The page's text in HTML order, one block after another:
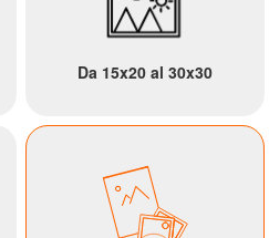
Da 15x20 al 30x30